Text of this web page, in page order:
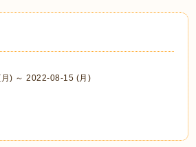
) ～ 2022-08-15 (月)